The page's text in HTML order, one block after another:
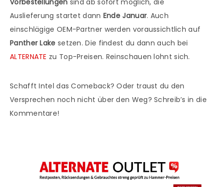
Vorbestellungen sind ab sofort möglich, die
Auslieferung startet dann Ende Januar. Auch
einschlägige OEM-Partner werden voraussichtlich auf
Panther Lake setzen. Die findest du dann auch bei
ALTERNATE zu Top-Preisen. Reinschauen lohnt sich.
Schafft Intel das Comeback? Oder traust du den
Versprechen noch nicht über den Weg? Schreib’s in die
Kommentare!